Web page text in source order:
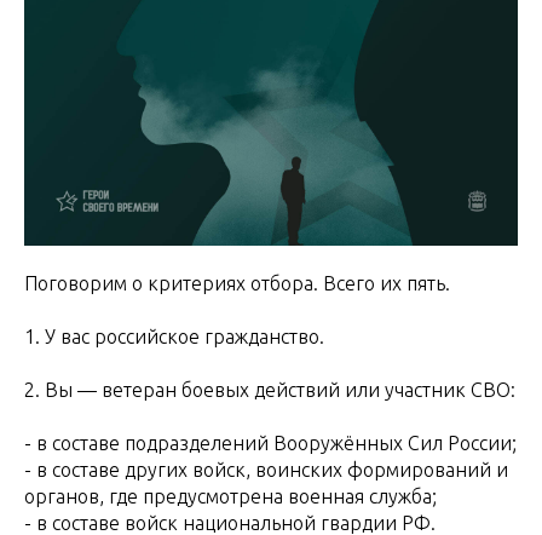
Поговорим о критериях отбора. Всего их пять.
1. У вас российское гражданство.
2. Вы — ветеран боевых действий или участник СВО:
- в составе подразделений Вооружённых Сил России;
- в составе других войск, воинских формирований и
органов, где предусмотрена военная служба;
- в составе войск национальной гвардии РФ.